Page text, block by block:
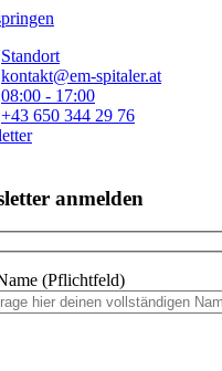
Standort
kontakt@em-spitaler.at
08:00 - 17:00
+43 650 344 29 76
anmelden
(Pflichtfeld)